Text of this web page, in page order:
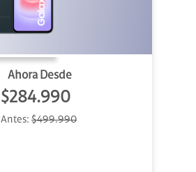
Ahora Desde
$284.990
Antes: $499.990